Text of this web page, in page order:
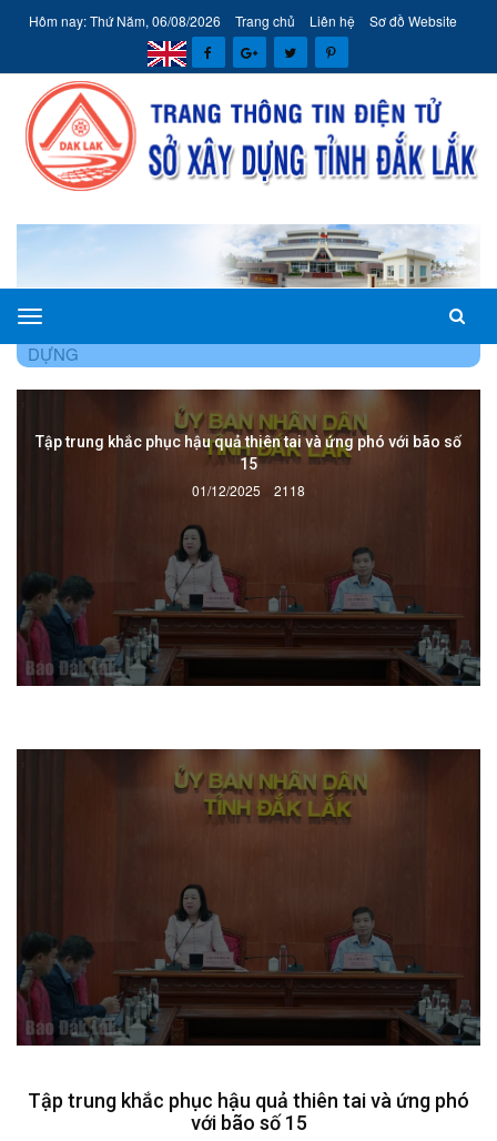
Hôm nay: Thứ Năm, 06/08/2026 Trang chủ Liên hệ Sơ đồ Website
Sở
Xây
Đắk
TRANG CHỦ
DỰNG
Tập trung khắc phục hậu quả thiên tai và ứng phó với bão số
15
01/12/2025 2118
Tập trung khắc phục hậu quả thiên tai và ứng phó
với bão số 15